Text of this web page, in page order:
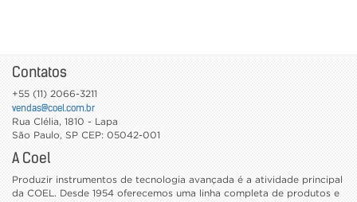
Contatos
+55 (11) 2066-3211
vendas@coel.com.br
Rua Clélia, 1810 - Lapa
São Paulo, SP CEP: 05042-001
A Coel
Produzir instrumentos de tecnologia avançada é a atividade principal
da COEL. Desde 1954 oferecemos uma linha completa de produtos e